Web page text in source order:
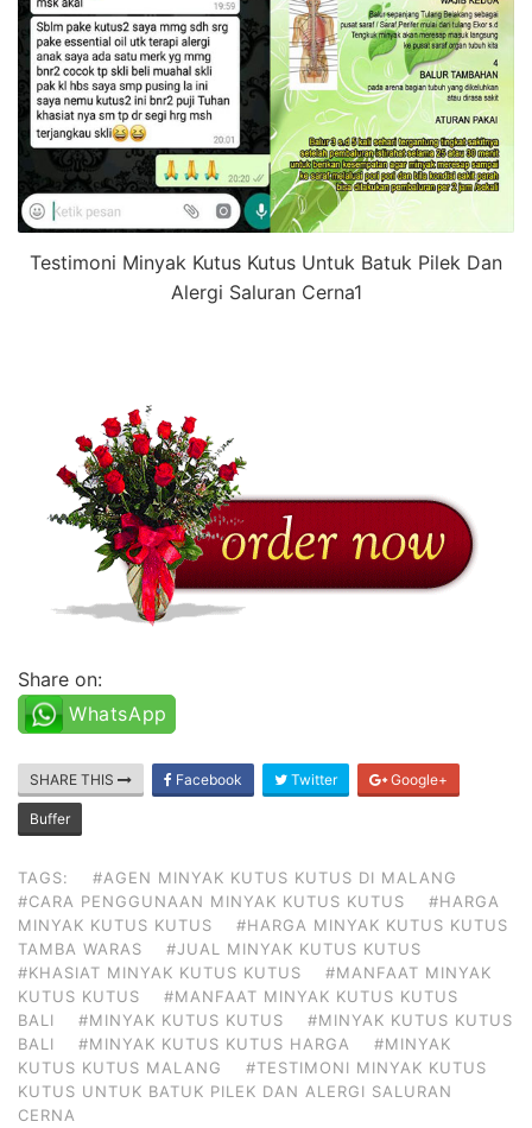
Testimoni Minyak Kutus Kutus Untuk Batuk Pilek Dan
Alergi Saluran Cerna1
Share on:
WhatsApp
SHARE THIS Facebook Twitter Google+
Buffer
TAGS:
#AGEN MINYAK KUTUS KUTUS DI MALANG
#CARA PENGGUNAAN MINYAK KUTUS KUTUS
#HARGA
MINYAK KUTUS KUTUS
#HARGA MINYAK KUTUS KUTUS
TAMBA WARAS
#JUAL MINYAK KUTUS KUTUS
#KHASIAT MINYAK KUTUS KUTUS
#MANFAAT MINYAK
KUTUS KUTUS
#MANFAAT MINYAK KUTUS KUTUS
BALI
#MINYAK KUTUS KUTUS
#MINYAK KUTUS KUTUS
BALI
#MINYAK KUTUS KUTUS HARGA
#MINYAK
KUTUS KUTUS MALANG
#TESTIMONI MINYAK KUTUS
KUTUS UNTUK BATUK PILEK DAN ALERGI SALURAN
CERNA